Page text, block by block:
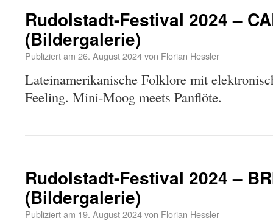
Rudolstadt-Festival 2024 –
(Bildergalerie)
Publiziert am 26. August 2024von Florian Hessler
Lateinamerikanische Folklore mit
Feeling. Mini-Moog meets Panflöte.
Rudolstadt-Festival 2024 –
(Bildergalerie)
Publiziert am 19. August 2024von Florian Hessler